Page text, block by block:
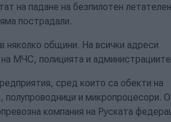
на падане на безпилотен летателен
пострадали.
няколко общини. На всички адреси
МЧС, полицията и
сред които са обекти на
и микропроцесори.
компания на Руската